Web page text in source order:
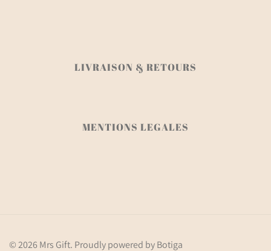
LIVRAISON & RETOURS
MENTIONS LEGALES
© 2026 Mrs Gift. Proudly powered byBotiga